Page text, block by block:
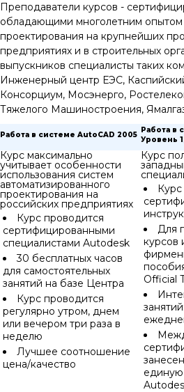
Преподаватели курсов -
обладающими многолетним опытом
проектирования на крупнейших
предприятиях и в строительных
выпускников специалисты таких
Инженерный центр ЕЭС,
Консорциум, Мосэнерго,
Тяжелого Машиностроения,
Работа в системе AutoCAD 2005
Работа в
Уровень
Курс максимально
учитывает особенности
использования систем
автоматизированного
проектирования на
российских предприятиях
Курс проводится
сертифицированными
специалистами Autodesk
30 бесплатных часов
для самостоятельных
занятий на базе Центра
Курс проводится
регулярно утром, днем
или вечером три раза в
неделю
Лучшее соотношение
цена/качество
Курс
Для
курсов
Official
единую